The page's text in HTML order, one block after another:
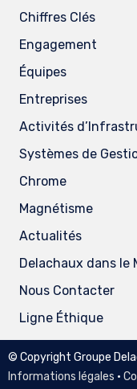
Chiffres Clés
Engagement
Équipes
Entreprises
Activités
Systèmes de
Chrome
Magnétisme
Actualités
Delachaux dans le
Nous Contacter
Ligne Éthique
© Copyright Groupe
Informations légales •